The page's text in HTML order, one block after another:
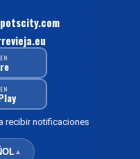
recibir notificaciones
▲